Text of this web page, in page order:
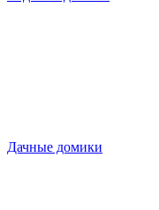
Дачные домики